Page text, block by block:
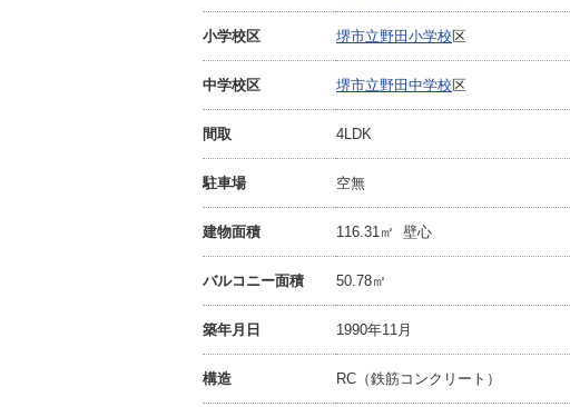
小学校区 堺市立野田小学校区
中学校区 堺市立野田中学校区
間取 4LDK
駐車場 空無
建物面積 116.31㎡ 壁心
バルコニー面積 50.78㎡
築年月日 1990年11月
構造 RC（鉄筋コンクリート）